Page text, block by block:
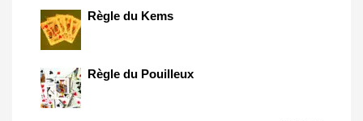
Règle du Kems
Règle du Pouilleux